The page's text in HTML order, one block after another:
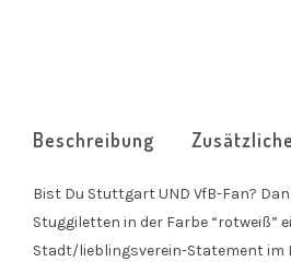
Beschreibung
Bist Du Stuttgart UND VfB-Fan?
Stuggiletten in der Farbe “rotweiß”
Stadt/lieblingsverein-Statement im